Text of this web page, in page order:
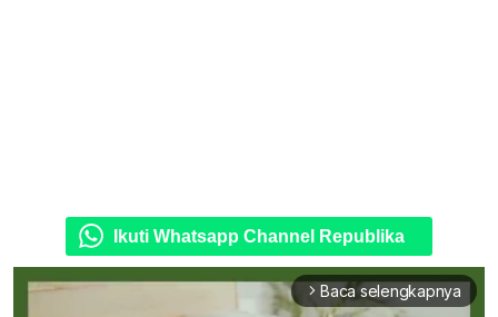
Ikuti Whatsapp Channel Republika
arrow_forward_ios Baca selengkapnya